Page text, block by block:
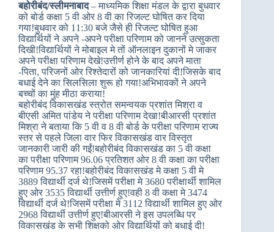
बहोरीबंद/स्लीमनाबाद– माध्यमिक शिक्षा मंडल के द्वारा बुधवार
को बोर्ड कक्षा 5 वी ओर 8 वी का रिजल्ट घोषित कर दिया
गया!बुधवार को 11:30 बजे जैसे ही रिजल्ट घोषित हुआ
विद्यार्थियों ने अपने -अपने परीक्षा परिणाम को जानने उत्सुकता
दिखी!विद्यार्थियों ने मोबाइल मे तों ऑनलाइन दुकानों मे जाकर
अपने परीक्षा परिणाम देखे!उत्तीर्ण होने के बाद अपने माता
-पिता, परिजनों ओर रिश्तेदारों को जानकारियां दी!जिसके बाद
बधाई देने का सिलसिला शुरू हो गया!अभिभावकों ने अपने
बच्चों का मुंह मीठा कराया!
बहोरीबंद विकासखंड स्त्रोत समन्वयक प्रशांत मिश्रा व
बीएसी अमित पांडेय ने परीक्षा परिणाम देखा!बीआरसी प्रशांत
मिश्रा ने बताया कि 5 वी व 8 वी बोर्ड के परीक्षा परिणाम राज्य
स्तर से पहले जिला वार फिर विकासखंड वार विस्तृत
जानकारी जारी की गईं!बहोरीबंद विकासखंड का 5 वी कक्षा
का परीक्षा परिणाम 96.06 प्रतिशत ओर 8 वी कक्षा का परीक्षा
परिणाम 95.37 रहा!बहोरीबंद विकासखंड मे कक्षा 5 वी मे
3889 विद्यार्थी दर्ज थे!जिसमें परीक्षा मे 3680 परीक्षार्थी शामिल
हुए ओर 3535 विद्यार्थी उत्तीर्ण हुए!वही 8 वी कक्षा मे 3474
विद्यार्थी दर्ज थे!जिसमें परीक्षा मे 3112 विद्यार्थी शामिल हुए ओर
2968 विद्यार्थी उत्तीर्ण हुए!बीआरसी ने इस उपलब्धि पर
विकासखंड के सभी शिक्षको ओर विद्यार्थियों को बधाई दी!